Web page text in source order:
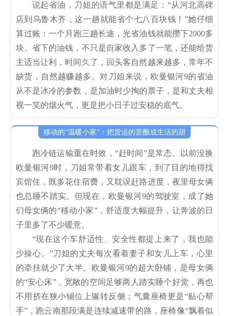
说起省油，刀姐的语气里都是满足：“从河北高碑
店到乌鲁木齐，这一趟就能省个七八百块钱！”她仔细
算过账：一个月跑三趟长途，光省油钱就能攒下2000多
块。省下的油钱，不只是自家收入多了一笔，还能给货
主适当让利，时间久了，回头客自然越来越多，常年不
缺货，自然越赚越多。对刀姐来说，欧曼银河9的省油
从不是冰冷的参数，是加油时少掏的票子，是和丈夫相
视一笑的烟火气，更是把小日子过安稳的底气。
移动的“温暖小家”：把货运的苦酿成生活的甜
跑冷链运输重在时效，“赶时间”是常态。以前没换
欧曼银河9时，刀姐常带着女儿跟车，到了目的地得找
宾馆住，既多花住宿费，又耽误赶路进度，夜里母女俩
也总睡不踏实。但现在，欧曼银河9的驾驶室，成了她
们母女俩的“移动小家”，舒适度大幅提升，让奔波的日
子里多了不少暖意。
“现在这个车舒适性、安全性都提上来了，我也能
少操心。”刀姐的丈夫每次看着妻子和女儿上车，心里
的牵挂就少了大半。欧曼银河9的超大卧铺，是母女俩
的“安心床”，宽敞的空间足够两人踏实睡个好觉，再也
不用挤在狭小铺位上辗转反侧；气囊座椅更是“贴心帮
手”，跑云南那段满是连续减速带的路，座椅像“飘着似